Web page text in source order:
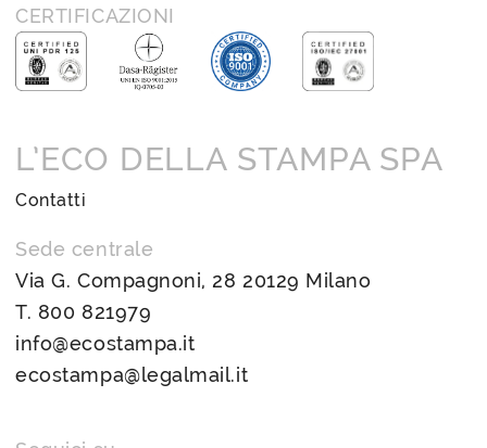
CERTIFICAZIONI
L’ECO DELLA STAMPA SPA
Contatti
Sede centrale
Via G. Compagnoni, 28 20129 Milano
T. 800 821979
info@ecostampa.it
ecostampa@legalmail.it